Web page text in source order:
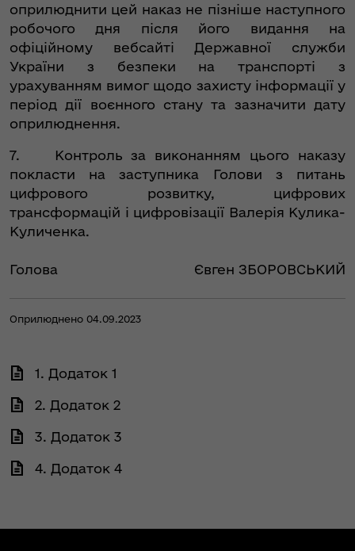
оприлюднити цей наказ не пізніше наступного
робочого дня після його видання на
офіційному вебсайті Державної служби
України з безпеки на транспорті з
урахуванням вимог щодо захисту інформації у
період дії воєнного стану та зазначити дату
оприлюднення.
7. Контроль за виконанням цього наказу
покласти на заступника Голови з питань
цифрового розвитку, цифрових
трансформацій і цифровізації Валерія Кулика-
Куличенка.
Голова Євген ЗБОРОВСЬКИЙ
Оприлюднено 04.09.2023
1. Додаток 1
2. Додаток 2
3. Додаток 3
4. Додаток 4